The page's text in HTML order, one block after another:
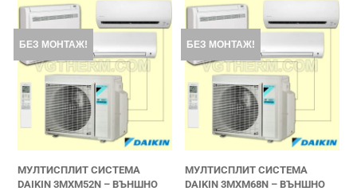
БЕЗ МОНТАЖ!
МУЛТИСПЛИТ СИСТЕМА
DAIKIN 3MXM52N – ВЪНШНО
БЕЗ МОНТАЖ!
МУЛТИСПЛИТ СИСТЕМА
DAIKIN 3MXM68N – ВЪНШНО